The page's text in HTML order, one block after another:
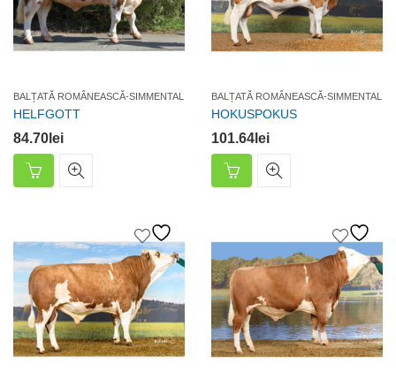
BALȚATĂ ROMÂNEASCĂ-SIMMENTAL
HELFGOTT
84.70 lei
BALȚATĂ ROMÂNEASCĂ-SIMMENTAL
HOKUSPOKUS
101.64 lei